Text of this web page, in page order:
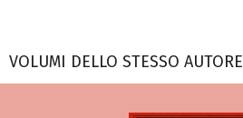
VOLUMI DELLO STESSO AUTORE